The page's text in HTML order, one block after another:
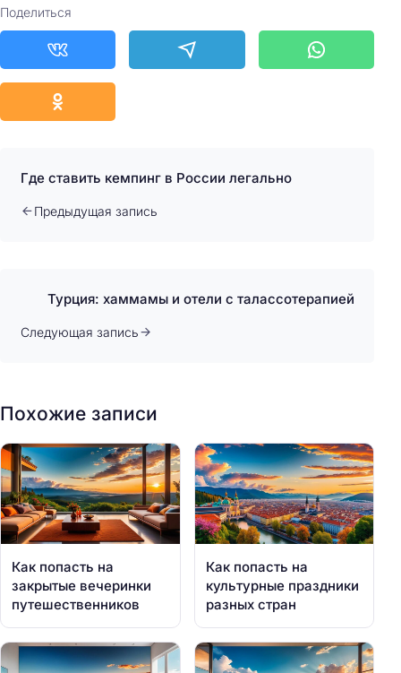
Поделиться
Где ставить кемпинг в России легально
Предыдущая запись
Турция: хаммамы и отели с талассотерапией
Следующая запись
Похожие записи
Как попасть на
закрытые вечеринки
путешественников
Как попасть на
культурные праздники
разных стран